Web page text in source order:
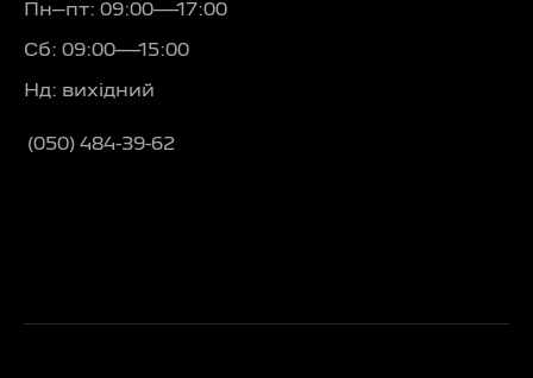
Пн–пт: 09:00—17:00
Сб: 09:00—15:00
Нд: вихідний
(050) 484-39-62